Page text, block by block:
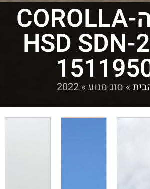
טויוטה-COROLLA
HSD SDN-
» סוג מנוע»
2022